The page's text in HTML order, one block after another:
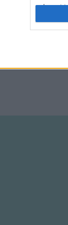
I want
web
I want